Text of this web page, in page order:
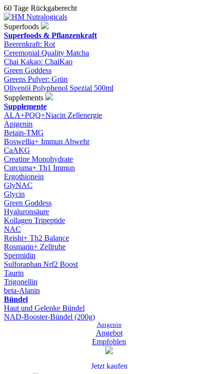
60 Tage Rückgaberecht
Superfoods
Superfoods & Pflanzenkraft
Beerenkraft: Rot
Ceremonial Quality Matcha
Chai Kakao: ChaiKao
Green Goddess
Greens Pulver: Grün
Olivenöl Polyphenol Spezial 500ml
Supplements
Supplemente
ALA+PQQ+Niacin Zellenergie
Apigenin
Betain-TMG
Boswellia+ Immun Abwehr
CaAKG
Creatine Monohydrate
Curcuma+ Th1 Immun
Ergothionein
GlyNAC
Glycin
Green Goddess
Hyaluronsäure
Kollagen Tripeptide
NAC
Reishi+ Th2 Balance
Rosmarin+ Zellruhe
Spermidin
Sulforaphan Nrf2 Boost
Taurin
Trigonellin
beta-Alanin
Bündel
Haut und Gelenke Bündel
NAD-Booster-Bündel (200g)
Apigenin
Angebot
Empfohlen
Jetzt kaufen